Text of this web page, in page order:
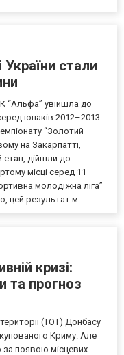
стали
“Альфа” увійшла до
юнаків 2012–2013
“Золотий
на Закарпатті,
етап, дійшли до
місці серед 11
молодіжна ліга”
цей результат м...
кризі:
та прогноз
(ТОТ) Донбасу
Криму. Але
появою місцевих